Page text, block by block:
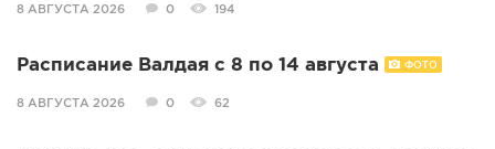
8 АВГУСТА 2026 0 194
Расписание Валдая с 8 по 14 августа ФОТО
8 АВГУСТА 2026 0 62